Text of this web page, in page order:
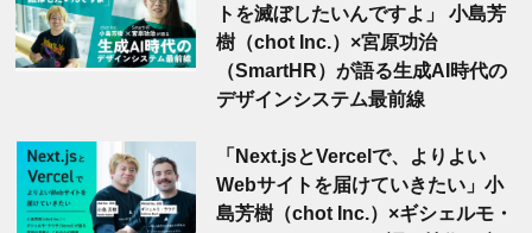
トを滅ぼしたいんですよ」 小島芳
樹（chot Inc.）×宮原功治
（SmartHR）が語る生成AI時代の
デザインシステム最前線
「Next.jsとVercelで、よりよい
Webサイトを届けていきたい」小
島芳樹（chot Inc.）×ギシェルモ・